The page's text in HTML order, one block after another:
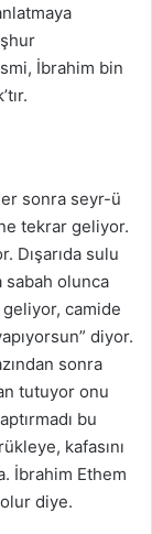
İbrahim bin
sonra seyr-ü
tekrar geliyor.
Dışarıda sulu
sabah olunca
camide
diyor.
sonra
tutuyor onu
bu
kafasını
İbrahim Ethem
diye.